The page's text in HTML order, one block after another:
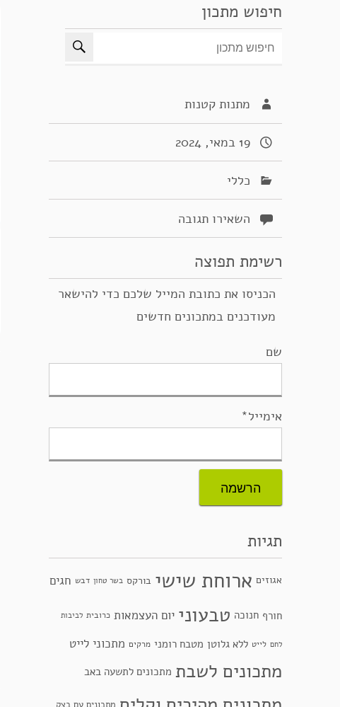
חיפוש מתכון
מתנות קטנות
19 במאי, 2024
כללי
השאירו תגובה
רשימת תפוצה
הכניסו את כתובת המייל שלכם כדי להישאר
מעודכנים במתכונים חדשים
שם
אימייל*
תגיות
אגוזים ארוחת שישי בורקס בשר טחון דבש חגים
חורף חנוכה טבעוני יום העצמאות כרובית לביבות
לחם לייט ללא גלוטן מטבח רומני מרקים מתכוני לייט
מתכונים לשבת מתכונים לתשעה באב